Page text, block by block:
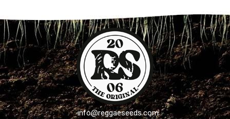
/info@reggaeseeds.com